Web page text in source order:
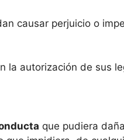
causar perjuicio o
la autorización de sus
que pudiera